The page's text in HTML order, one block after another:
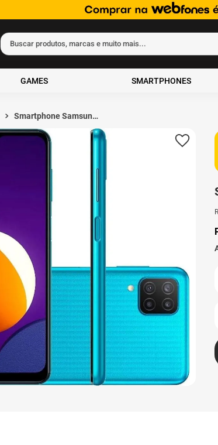
Buscar produtos, marcas e muito mais...
GAMES SMARTPHONES
Smartphone Samsung
de RAM Verde
Termos mais buscados
2º
gift card
3º
ps4
edição limitada 30º aniversário